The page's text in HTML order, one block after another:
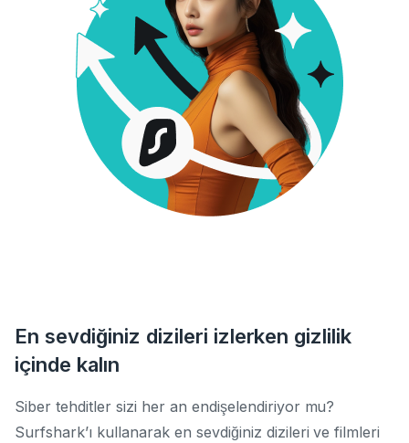
En sevdiğiniz dizileri izlerken gizlilik
içinde kalın
Siber tehditler sizi her an endişelendiriyor mu?
Surfshark’ı kullanarak en sevdiğiniz dizileri ve filmleri